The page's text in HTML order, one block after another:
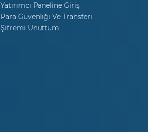
Yatırımcı Paneline Giriş
Para Güvenliği Ve Transferi
Şifremi Unuttum